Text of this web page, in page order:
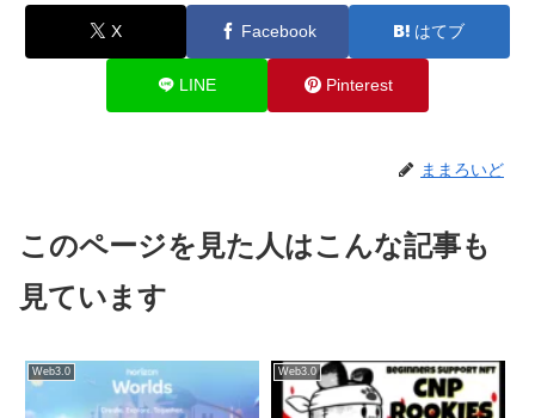
X Facebook はてブ
LINE Pinterest
ままろいど
このページを見た人はこんな記事も
見ています
Web3.0 Web3.0